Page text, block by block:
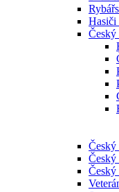
Hasiči
Český
Český
Český
Český